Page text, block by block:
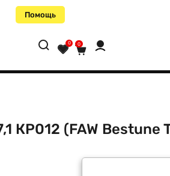
Помощь
0 0
КР012 (FAW Bestune